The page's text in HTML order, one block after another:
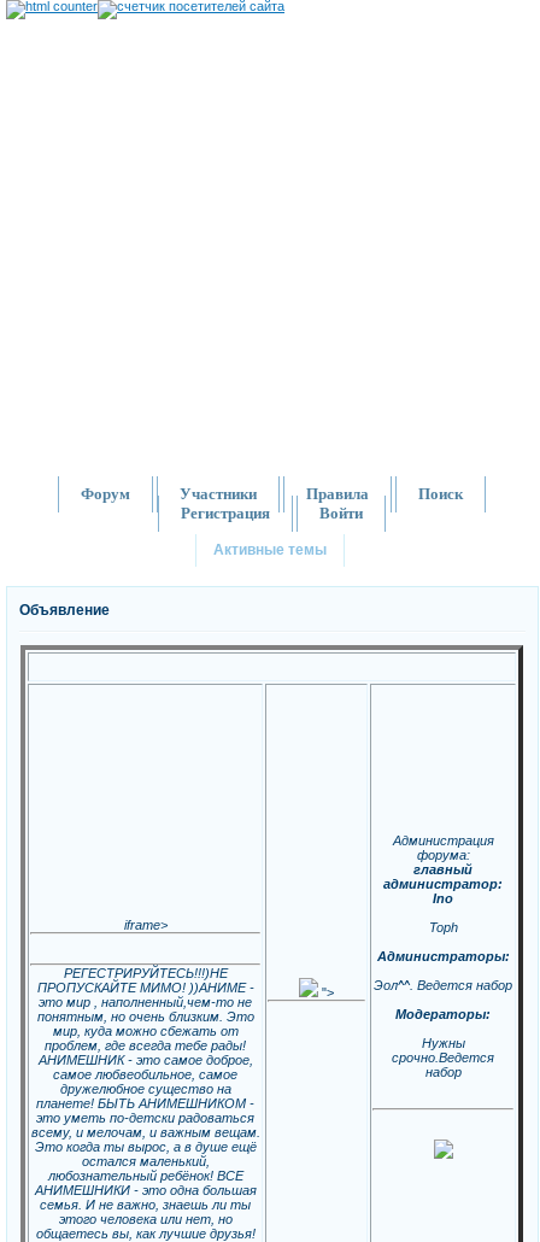
Форум Участники Правила
Поиск
Регистрация
Войти
Активные темы
Объявление
iframe>
РЕГЕСТРИРУЙТЕСЬ!!!)НЕ
ПРОПУСКАЙТЕ МИМО! ))АНИМЕ -
это мир , наполненный,чем-то не
понятным, но очень близким. Это
мир, куда можно сбежать от
проблем, где всегда тебе рады!
АНИМЕШНИК - это самое доброе,
самое любвеобильное, самое
дружелюбное существо на
планете! БЫТЬ АНИМЕШНИКОМ -
это уметь по-детски радоваться
всему, и мелочам, и важным вещам.
Это когда ты вырос, а в душе ещё
остался маленький,
любознательный ребёнок! ВСЕ
АНИМЕШНИКИ - это одна большая
семья. И не важно, знаешь ли ты
этого человека или нет, но
общаетесь вы, как лучшие друзья!
">
Администрация
форума:
главный
администратор:
Ino
Toph
Администраторы:
Эол^^. Ведется набор
Модераторы:
Нужны
срочно.Ведется
набор